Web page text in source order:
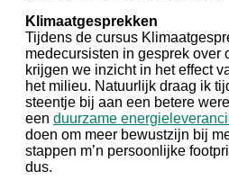
Klimaatgesprekken
Tijdens de cursus
medecursisten in gesprek over
krijgen we inzicht in het effect
het milieu. Natuurlijk draag ik
steentje bij aan een betere
een duurzame
doen om meer bewustzijn bij
stappen m’n persoonlijke
dus.